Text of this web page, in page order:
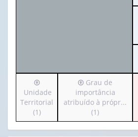
Irá
para
o
cabeçalho
(possui
apenas
Unidade
Territorial
(1)
Irá
para
o
cabeçalho
(possui
apenas
Grau de
importância
atribuído à própr...
(1)